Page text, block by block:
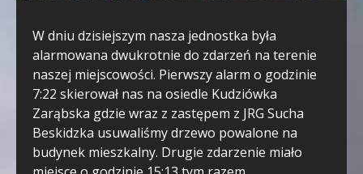
W dniu dzisiejszym nasza jednostka była
alarmowana dwukrotnie do zdarzeń na terenie
naszej miejscowości. Pierwszy alarm o godzinie
7:22 skierował nas na osiedle Kudziówka
Zarąbska gdzie wraz z zastępem z JRG Sucha
Beskidzka usuwaliśmy drzewo powalone na
budynek mieszkalny. Drugie zdarzenie miało